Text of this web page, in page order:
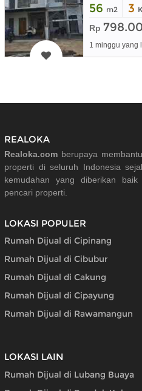
56 m2 3
Rp
1 minggu yang
REALOKA
Realoka.com berupaya
properti di seluruh Indonesia
kemudahan yang diberikan
pencari properti.
LOKASI POPULER
Rumah Dijual di Cipinang
Rumah Dijual di Cibubur
Rumah Dijual di Cakung
Rumah Dijual di Cipayung
Rumah Dijual di Rawamangun
LOKASI LAIN
Rumah Dijual di Lubang Buaya